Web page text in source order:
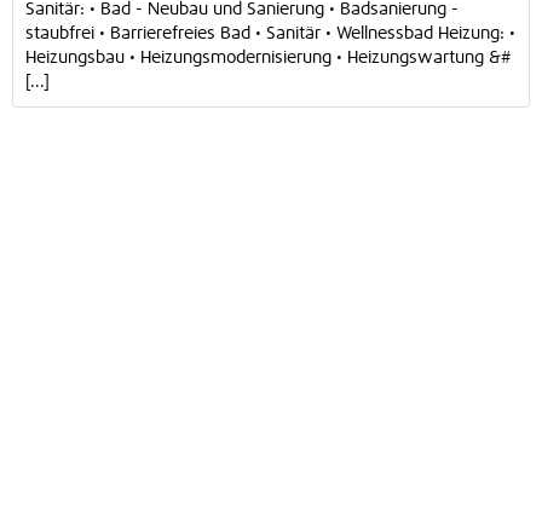
Sanitär: • Bad - Neubau und Sanierung • Badsanierung -
staubfrei • Barrierefreies Bad • Sanitär • Wellnessbad Heizung: •
Heizungsbau • Heizungsmodernisierung • Heizungswartung &#
[...]